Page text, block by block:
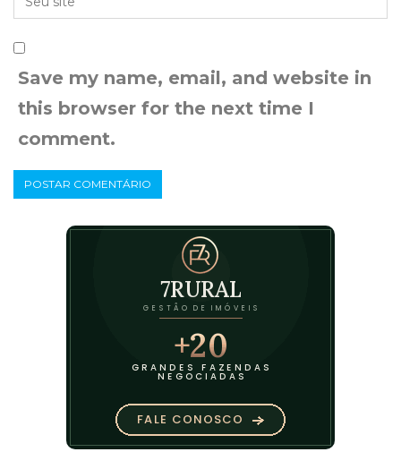
Save my name, email, and website in
this browser for the next time I
comment.